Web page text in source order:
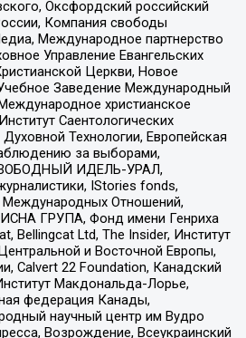
Оксфордский российский
Компания свободы
Международное партнерство
Управление Евангельских
Церкви, Новое
Заведение Международный
христианское
Саентологических
Технологии, Европейская
за выборами,
ИДЕЛЬ-УРАЛ,
IStories fonds,
Международных Отношений,
ГРУПА, Фонд имени Генриха
Bellingcat Ltd, The Insider, Институт
и Восточной Европы,
Calvert 22 Foundation, Канадский
Макдональда-Лорье,
федерация Канады,
научный центр им Вудро
Возрождение, Всеукраинский